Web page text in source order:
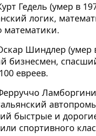
Гедель (умер в
логик,
математики.
Шиндлер (умер
бизнесмен,
евреев.
быстрые и
спортивного